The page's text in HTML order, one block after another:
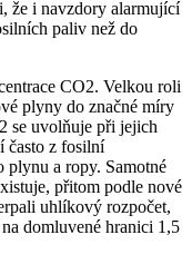
že i navzdory alarmující
paliv než do
CO2. Velkou roli
plyny do značné míry
se uvolňuje při jejich
často z fosilní
plynu a ropy. Samotné
přitom podle nové
uhlíkový rozpočet,
domluvené hranici 1,5